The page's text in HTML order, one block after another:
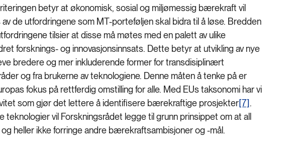
betyr at økonomisk, sosial og miljømessig bærekraft vil
de utfordringene som MT-porteføljen skal bidra til å løse. Bredden
tilsier at disse må møtes med en palett av ulike
forsknings- og innovasjonsinnsats. Dette betyr at utvikling av nye
bredere og mer inkluderende former for transdisiplinært
og fra brukerne av teknologiene. Denne måten å tenke på er
fokus på rettferdig omstilling for alle. Med EUs taksonomi har vi
som gjør det lettere å identifisere bærekraftige prosjekter[7].
teknologier vil Forskningsrådet legge til grunn prinsippet om at all
heller ikke forringe andre bærekraftsambisjoner og -mål.